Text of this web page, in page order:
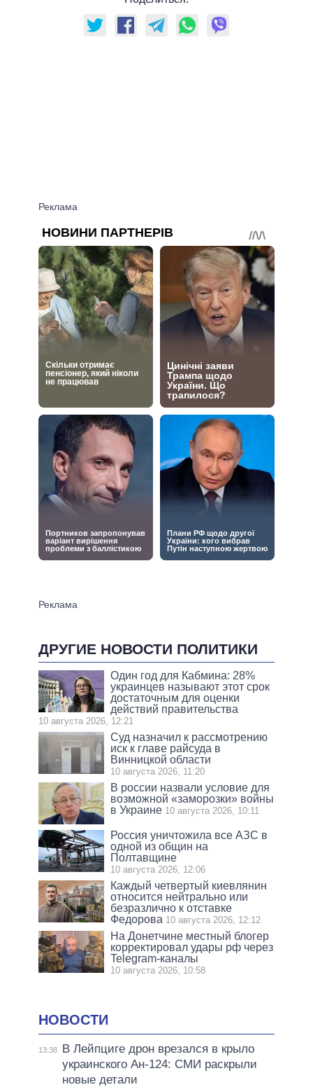
ДРУГИЕ НОВОСТИ ПОЛИТИКИ
Один год для Кабмина: 28%
украинцев называют этот срок
достаточным для оценки
действий правительства
10 августа 2026, 12:21
Суд назначил к рассмотрению
иск к главе райсуда в
Винницкой области
10 августа 2026, 11:20
В россии назвали условие для
возможной «заморозки» войны
в Украине 10 августа 2026, 10:11
Россия уничтожила все АЗС в
одной из общин на
Полтавщине
10 августа 2026, 12:06
Каждый четвертый киевлянин
относится нейтрально или
безразлично к отставке
Федорова 10 августа 2026, 12:12
На Донетчине местный блогер
корректировал удары рф через
Telegram-каналы
10 августа 2026, 10:58
НОВОСТИ
13:38
В Лейпциге дрон врезался в крыло
украинского Ан-124: СМИ раскрыли
новые детали